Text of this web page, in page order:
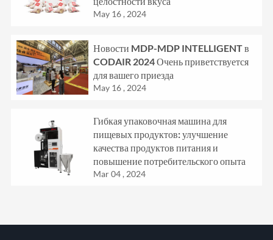
May 16 , 2024
Новости MDP-MDP INTELLIGENT в
CODAIR 2024 Очень приветствуется
для вашего приезда
May 16 , 2024
Гибкая упаковочная машина для
пищевых продуктов: улучшение
качества продуктов питания и
повышение потребительского опыта
Mar 04 , 2024